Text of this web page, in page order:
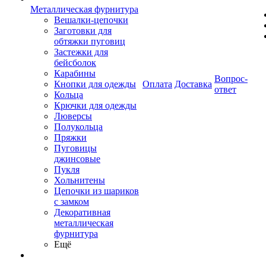
Металлическая фурнитура
Вешалки-цепочки
Заготовки для
обтяжки пуговиц
Застежки для
бейсболок
Карабины
Кнопки для одежды
Кольца
Крючки для одежды
Люверсы
Полукольца
Пряжки
Пуговицы
джинсовые
Пукля
Хольнитены
Цепочки из шариков
с замком
Декоративная
металлическая
фурнитура
Ещё
Оплата Доставка
Вопрос-
ответ